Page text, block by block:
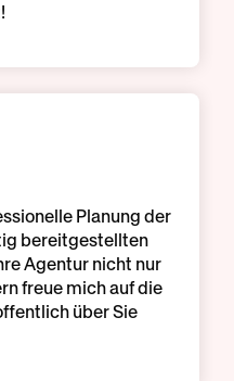
Planung der
bereitgestellten
Agentur nicht nur
freue mich auf die
über Sie